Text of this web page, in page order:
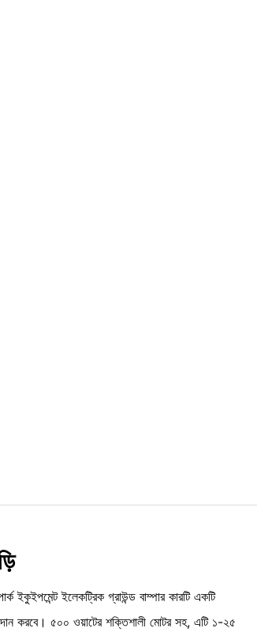
ইকুইপমেন্ট ইলেকট্রিক গ্রাউন্ড বাম্পার কারটি একটি
করবে। ৫০০ ওয়াটের শক্তিশালী মোটর সহ, এটি ১-২৫